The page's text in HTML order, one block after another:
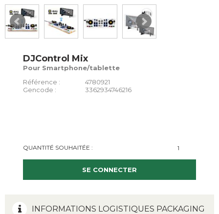
DJControl Mix
Pour Smartphone/tablette
Référence :
4780921
Gencode :
3362934746216
QUANTITÉ SOUHAITÉE :
SE CONNECTER
INFORMATIONS LOGISTIQUES PACKAGING